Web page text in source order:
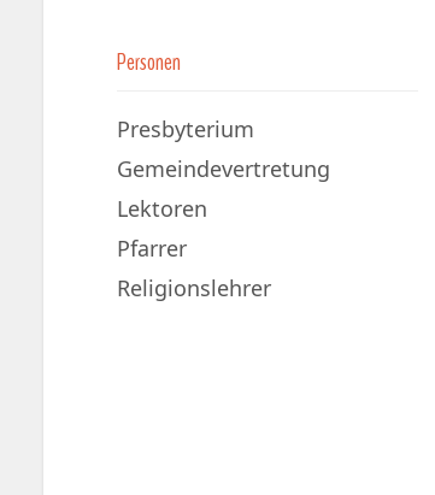
Personen
Presbyterium
Gemeindevertretung
Lektoren
Pfarrer
Religionslehrer